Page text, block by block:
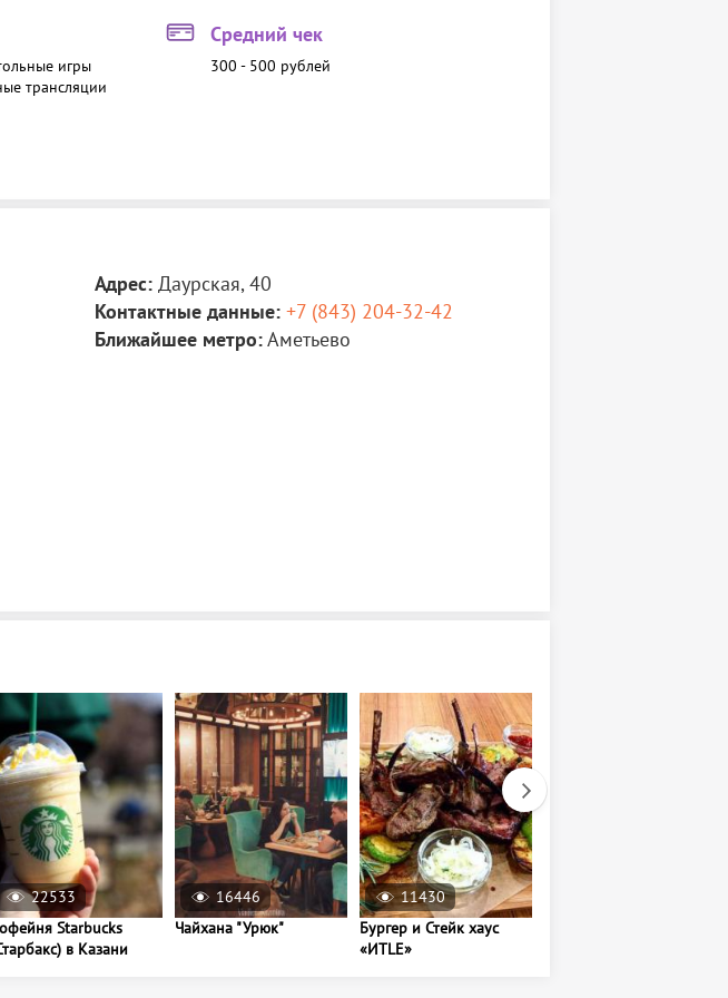
игры
трансляции
Средний чек
300 - 500 рублей
Адрес: Даурская, 40
Контактные данные: +7 (843) 204-32-42
Ближайшее метро:Аметьево
22533
Starbucks
в Казани
16446
Чайхана "Урюк"
11430
Бургер и Стейк хаус
«ИТLE»